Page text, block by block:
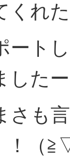
くれ
ート
し
さも
！（